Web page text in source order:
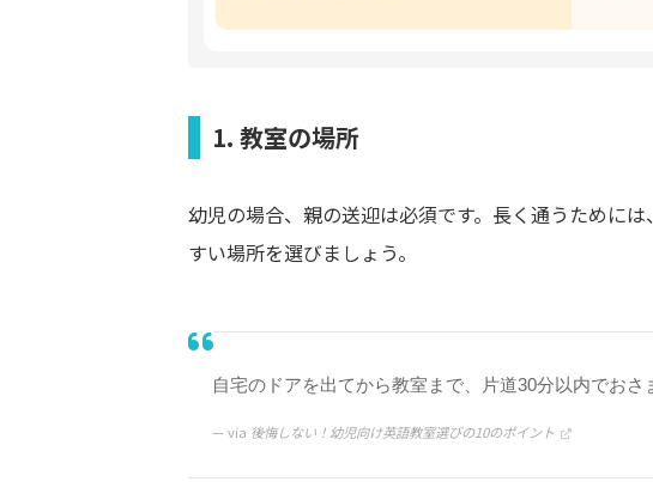
1. 教室の場所
幼児の場合、親の送迎は必須です。長く通うために
すい場所を選びましょう。
自宅のドアを出てから教室まで、片道30分以内でおさ
via 後悔しない！幼児向け英語教室選びの10のポイント